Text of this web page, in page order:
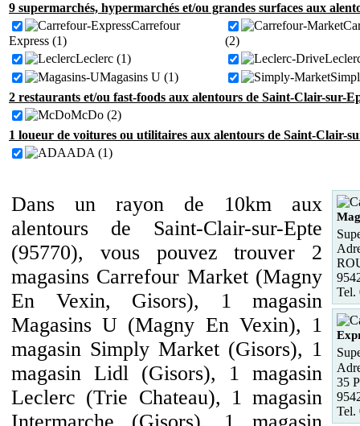
9 supermarchés, hypermarchés et/ou grandes surfaces aux
Carrefour
Express (1)
(2)
Leclerc (1)
Magasins U (1)
2 restaurants et/ou fast-foods aux alentours de Saint-Clair-sur-
McDo (2)
1 loueur de voitures ou utilitaires aux alentours de Saint-Clair-
ADA (1)
Dans un rayon de 10km aux
alentours de Saint-Clair-sur-Epte
(95770), vous pouvez trouver 2
magasins Carrefour Market (Magny
En Vexin, Gisors), 1 magasin
Magasins U (Magny En Vexin), 1
magasin Simply Market (Gisors), 1
magasin Lidl (Gisors), 1 magasin
Leclerc (Trie Chateau), 1 magasin
Tel.
35
Tel.